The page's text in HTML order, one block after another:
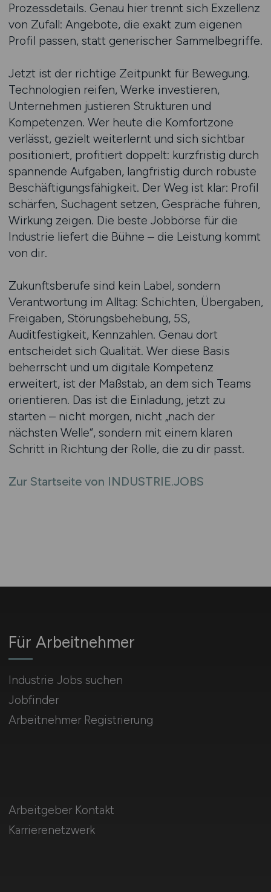
Prozessdetails. Genau hier trennt sich Exzellenz
von Zufall: Angebote, die exakt zum eigenen
Profil passen, statt generischer Sammelbegriffe.
Jetzt ist der richtige Zeitpunkt für Bewegung.
Technologien reifen, Werke investieren,
Unternehmen justieren Strukturen und
Kompetenzen. Wer heute die Komfortzone
verlässt, gezielt weiterlernt und sich sichtbar
positioniert, profitiert doppelt: kurzfristig durch
spannende Aufgaben, langfristig durch robuste
Beschäftigungsfähigkeit. Der Weg ist klar: Profil
schärfen, Suchagent setzen, Gespräche führen,
Wirkung zeigen. Die beste Jobbörse für die
Industrie liefert die Bühne – die Leistung kommt
von dir.
Zukunftsberufe sind kein Label, sondern
Verantwortung im Alltag: Schichten, Übergaben,
Freigaben, Störungsbehebung, 5S,
Auditfestigkeit, Kennzahlen. Genau dort
entscheidet sich Qualität. Wer diese Basis
beherrscht und um digitale Kompetenz
erweitert, ist der Maßstab, an dem sich Teams
orientieren. Das ist die Einladung, jetzt zu
starten – nicht morgen, nicht „nach der
nächsten Welle“, sondern mit einem klaren
Schritt in Richtung der Rolle, die zu dir passt.
Zur Startseite von INDUSTRIE.JOBS
Für Arbeitnehmer
Industrie Jobs suchen
Jobfinder
Arbeitnehmer Registrierung
Arbeitgeber Kontakt
Karrierenetzwerk